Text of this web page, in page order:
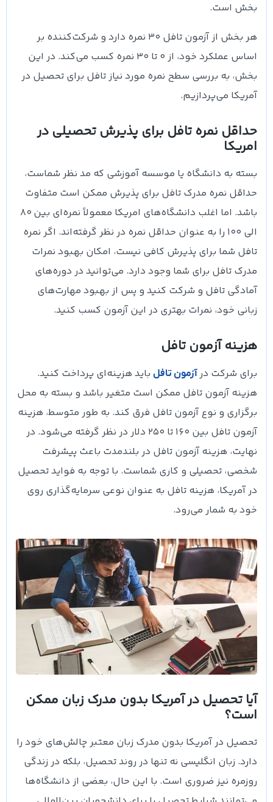
بخش است.
هر بخش از آزمون تافل ۳۰ نمره دارد و شرکت‌کننده بر
اساس عملکرد خود، از ۰ تا ۳۰ نمره کسب می‌کند. در این
بخش، به بررسی سطح نمره مورد نیاز تافل برای تحصیل در
آمریکا می‌پردازیم.
حداقل نمره تافل برای پذیرش تحصیلی در
امریکا
بسته به دانشگاه یا موسسه آموزشی که مد نظر شماست،
حداقل نمره مدرک تافل برای پذیرش ممکن است متفاوت
باشد. اما اغلب دانشگاه‌های امریکا معمولاً نمره‌ای بین 80
الی 100 را به عنوان حداقل نمره در نظر گرفته‌اند. اگر نمره
تافل شما برای پذیرش کافی نیست، امکان بهبود نمرات
مدرک تافل برای شما وجود دارد. می‌توانید در دوره‌های
آمادگی تافل و شرکت کنید و پس از بهبود مهارت‌های
زبانی خود، نمرات بهتری در این آزمون کسب کنید.
هزینه آزمون تافل
برای شرکت درآزمون تافل باید هزینه‌ای پرداخت کنید.
هزینه آزمون تافل ممکن است متغیر باشد و بسته به محل
برگزاری و نوع آزمون تافل فرق کند. به طور متوسط، هزینه
آزمون تافل بین ۱۶۰ تا ۲۵۰ دلار در نظر گرفته می‌شود. در
نهایت، هزینه آزمون تافل در بلندمدت باعث پیشرفت
شخصی، تحصیلی و کاری شماست. با توجه به فواید تحصیل
در آمریکا، هزینه تافل به عنوان نوعی سرمایه‌گذاری روی
خود به شمار می‌رود.
آیا تحصیل در آمریکا بدون مدرک زبان ممکن
است؟
تحصیل در آمریکا بدون مدرک زبان معتبر چالش‌های خود را
دارد. زبان انگلیسی نه تنها در روند تحصیل، بلکه در زندگی
روزمره نیز ضروری است. با این حال، بعضی از دانشگاه‌ها